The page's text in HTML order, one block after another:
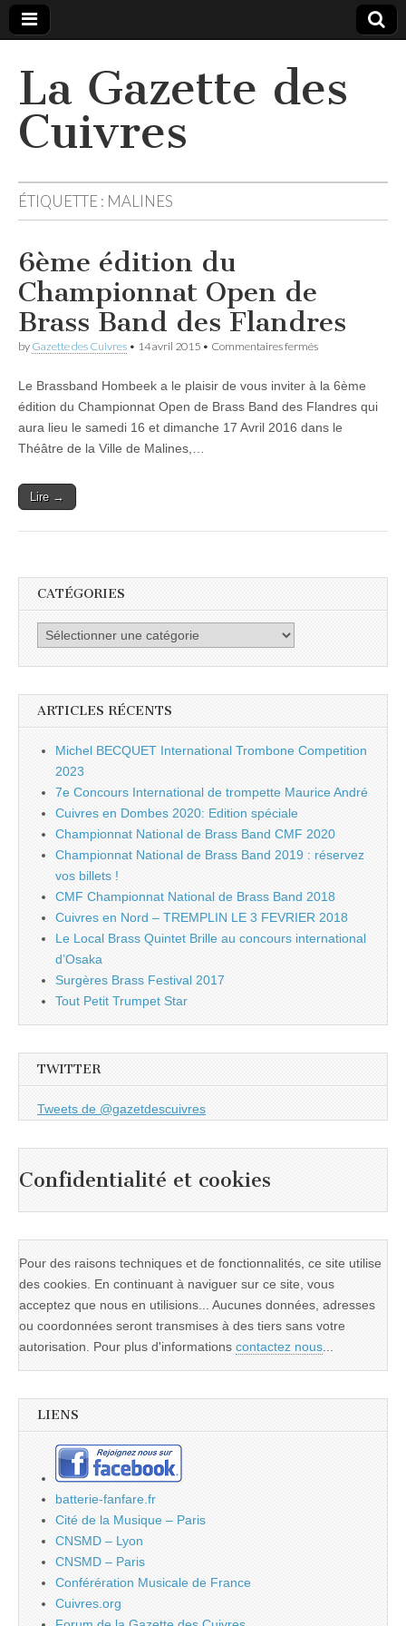
La Gazette des
Cuivres
ÉTIQUETTE : MALINES
6ème édition du
Championnat Open de
Brass Band des Flandres
by Gazette des Cuivres • 14 avril 2015 • Commentaires ferméssur
du
Championnat
de
Le Brassband Hombeek a le plaisir de vous inviter à la 6ème
édition du Championnat Open de Brass Band des Flandres qui
aura lieu le samedi 16 et dimanche 17 Avril 2016 dans le
Théâtre de la Ville de Malines,…
Lire →
CATÉGORIES
Catégories
ARTICLES RÉCENTS
Michel BECQUET International Trombone Competition
2023
7e Concours International de trompette Maurice André
Cuivres en Dombes 2020: Edition spéciale
Championnat National de Brass Band CMF 2020
Championnat National de Brass Band 2019 : réservez
vos billets !
CMF Championnat National de Brass Band 2018
Cuivres en Nord – TREMPLIN LE 3 FEVRIER 2018
Le Local Brass Quintet Brille au concours international
d’Osaka
Surgères Brass Festival 2017
Tout Petit Trumpet Star
TWITTER
Tweets de @gazetdescuivres
Confidentialité et cookies
Pour des raisons techniques et de fonctionnalités, ce site utilise
des cookies. En continuant à naviguer sur ce site, vous
acceptez que nous en utilisions... Aucunes données, adresses
ou coordonnées seront transmises à des tiers sans votre
autorisation. Pour plus d'informations contactez nous...
LIENS
batterie-fanfare.fr
Cité de la Musique – Paris
CNSMD – Lyon
CNSMD – Paris
Conférération Musicale de France
Cuivres.org